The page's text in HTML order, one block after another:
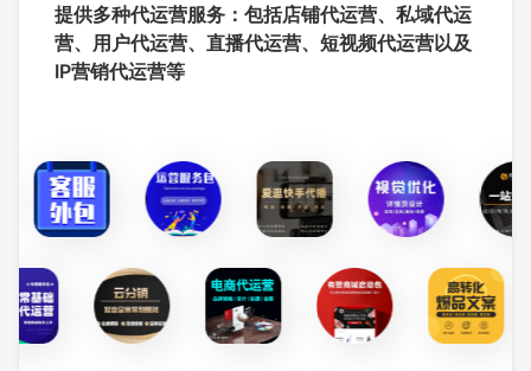
提供多种代运营服务：包括店铺代运营、私域代运
营、用户代运营、直播代运营、短视频代运营以及
IP营销代运营等